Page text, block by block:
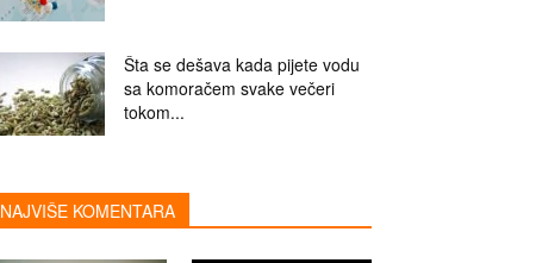
Šta se dešava kada pijete vodu
sa komoračem svake večeri
tokom...
NAJVIŠE KOMENTARA